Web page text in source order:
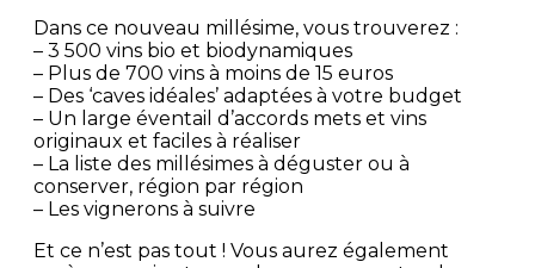
Dans ce nouveau millésime, vous trouverez :
– 3 500 vins bio et biodynamiques
– Plus de 700 vins à moins de 15 euros
– Des ‘caves idéales’ adaptées à votre budget
– Un large éventail d’accords mets et vins
originaux et faciles à réaliser
– La liste des millésimes à déguster ou à
conserver, région par région
– Les vignerons à suivre
Et ce n’est pas tout ! Vous aurez également